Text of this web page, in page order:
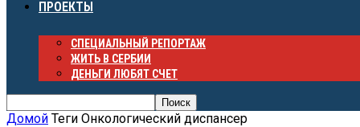
ПРОЕКТЫ
СПЕЦИАЛЬНЫЙ РЕПОРТАЖ
ЖИТЬ В СЕРБИИ
ДЕНЬГИ ЛЮБЯТ СЧЕТ
Домой Теги Онкологический диспансер